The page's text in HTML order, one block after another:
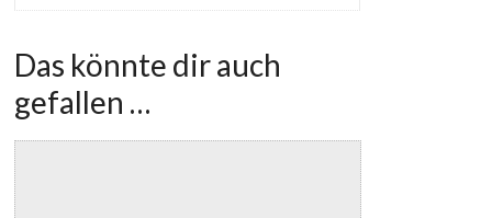
Das könnte dir auch
gefallen …